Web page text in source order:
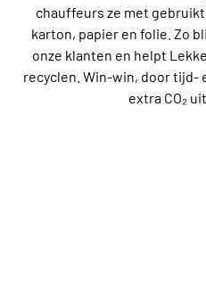
chauffeurs ze met
karton, papier en folie. Zo
onze klanten en helpt
recyclen. Win-win, door tijd-
extra CO₂